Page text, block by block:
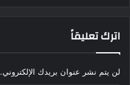
اترك تعليقاً
لن يتم نشر عنوان بريدك الإلكتروني.